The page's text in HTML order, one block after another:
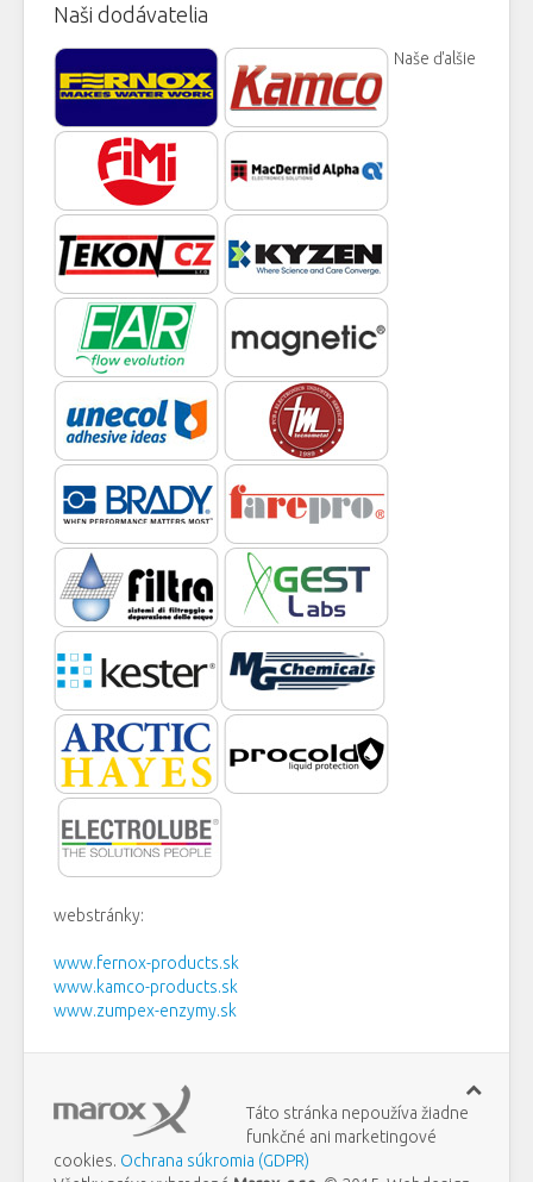
Naši dodávatelia
Naše ďalšie
webstránky:
www.fernox-products.sk
www.kamco-products.sk
www.zumpex-enzymy.sk
Táto stránka nepoužíva žiadne
funkčné ani marketingové
cookies. Ochrana súkromia (GDPR)